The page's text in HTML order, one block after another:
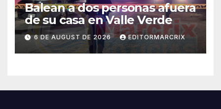
Balean a dos personas afuera
de su casa en Valle Verde
6 DE AUGUST DE 2026 EDITORMARCRIX